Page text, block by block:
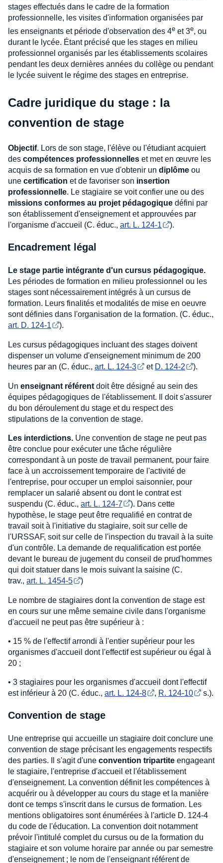
stages effectués dans le cadre de la formation
professionnelle, les visites d'information organisées par
les enseignants et période d'observation des 4e et 3e, ou
durant le lycée. Étant précisé que les stages en milieu
professionnel organisés par les établissements scolaires
pendant les deux dernières années du collège ou pendant
le lycée suivent le régime des stages en entreprise.
Cadre juridique du stage : la
convention de stage
Objectif. Lors de son stage, l'élève ou l'étudiant acquiert
des compétences professionnelles et met en œuvre les
acquis de sa formation en vue d'obtenir un diplôme ou
une certification et de favoriser son insertion
professionnelle. Le stagiaire se voit confier une ou des
missions conformes au projet pédagogique défini par
son établissement d'enseignement et approuvées par
l'organisme d'accueil (C. éduc., art. L. 124-1 ).
Encadrement légal
Le stage partie intégrante d'un cursus pédagogique.
Les périodes de formation en milieu professionnel ou les
stages sont nécessairement intégrés à un cursus de
formation. Leurs finalités et modalités de mise en oeuvre
sont définies dans l'organisation de la formation. (C. éduc.,
art. D. 124-1
).
Les cursus pédagogiques incluant des stages doivent
dispenser un volume d'enseignement minimum de 200
heures par an (C. éduc., art. L. 124-3 et D. 124-2 ).
Un enseignant référent doit être désigné au sein des
équipes pédagogiques de l'établissement. Il doit s'assurer
du bon déroulement du stage et du respect des
stipulations de la convention de stage.
Les interdictions. Une convention de stage ne peut pas
être conclue pour exécuter une tâche régulière
correspondant à un poste de travail permanent, pour faire
face à un accroissement temporaire de l'activité de
l'entreprise, pour occuper un emploi saisonnier, pour
remplacer un salarié absent ou dont le contrat est
suspendu (C. éduc., art. L. 124-7
). Dans cette
hypothèse, le stage peut être requalifié en contrat de
travail soit à l'initiative du stagiaire, soit sur celle de
l'URSSAF, soit sur celle de l'inspection du travail à la suite
d'un contrôle. La demande de requalification est portée
devant le bureau de jugement du conseil de prud'hommes
qui doit statuer dans le mois suivant la saisine (C.
trav., art. L. 1454-5 )
Le nombre de stagiaires dont la convention de stage est
en cours sur une même semaine civile dans l'organisme
d'accueil ne peut pas être supérieur à :
• 15 % de l'effectif arrondi à l'entier supérieur pour les
organismes d'accueil dont l'effectif est supérieur ou égal à
20 ;
• 3 stagiaires pour les organismes d'accueil dont l'effectif
est inférieur à 20 (C. éduc., art. L. 124-8 , R. 124-10 s.).
Convention de stage
Une entreprise qui accueille un stagiaire doit conclure une
convention de stage précisant les engagements respectifs
des parties. Il s'agit d'une convention tripartite engageant
le stagiaire, l'entreprise d'accueil et l'établissement
d'enseignement. La convention définit les compétences à
acquérir ou à développer au cours du stage et la manière
dont ce temps s'inscrit dans le cursus de formation. Les
mentions obligatoires sont énumérées à l'article D. 124-4
du code de l'éducation. La convention doit notamment
prévoir l'intitulé complet du cursus ou de la formation du
stagiaire et son volume horaire par année ou par semestre
d'enseignement ; le nom de l'enseignant référent de